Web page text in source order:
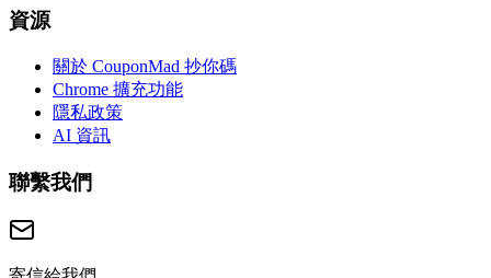
資源
關於 CouponMad 抄你碼
Chrome 擴充功能
隱私政策
AI 資訊
聯繫我們